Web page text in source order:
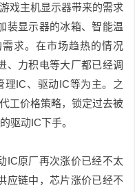
戏主机显示器带来的需求
装显示器的冰箱、智能温
求。在市场趋热的情况
、力积电等大厂都已经调
理IC、驱动IC等为主。之
工价格策略，锁定过去被
的驱动IC下手。
IC原厂再次涨价已经不太
应链中，芯片涨价已经不